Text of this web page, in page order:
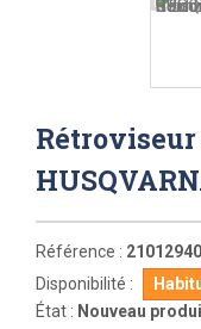
Rétroviseur
Référence :
Disponibilité :
État : Nouveau